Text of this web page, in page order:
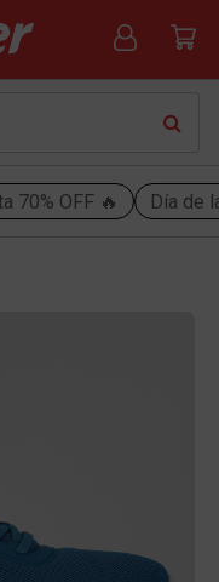
70% OFF 🔥 Día de